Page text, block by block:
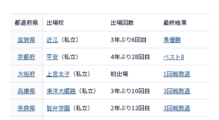
都道府県 出場校 出場回数 最終結果
滋賀県 近江 （私立） 3年ぶり6回目 準優勝
京都府 平安 （私立） 4年ぶり28回目 ベスト8
大阪府 上宮太子 （私立） 初出場 1回戦敗退
兵庫県 東洋大姫路 （私立） 3年ぶり10回目 3回戦敗退
奈良県 智弁学園 （私立） 2年ぶり12回目 3回戦敗退